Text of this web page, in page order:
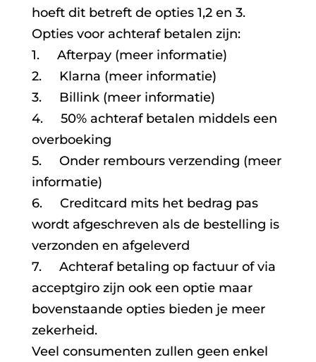
hoeft dit betreft de opties 1,2 en 3.
Opties voor achteraf betalen zijn:
1. Afterpay (meer informatie)
2. Klarna (meer informatie)
3. Billink (meer informatie)
4. 50% achteraf betalen middels een
overboeking
5. Onder rembours verzending (meer
informatie)
6. Creditcard mits het bedrag pas
wordt afgeschreven als de bestelling is
verzonden en afgeleverd
7. Achteraf betaling op factuur of via
acceptgiro zijn ook een optie maar
bovenstaande opties bieden je meer
zekerheid.
Veel consumenten zullen geen enkel